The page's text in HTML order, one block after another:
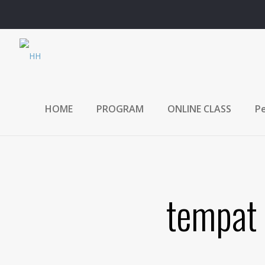
HOME PROGRAM ONLINE CLASS
Tempat Belajar